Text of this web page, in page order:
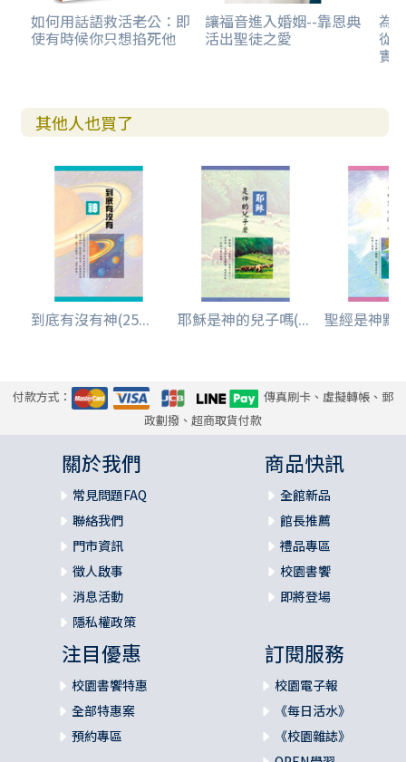
如何用話語救活老公：即
使有時候你只想掐死他
讓福音進入婚姻--靠恩典
活出聖徒之愛
為
從
實
其他人也買了
到底有沒有神(25... 耶穌是神的兒子嗎(... 聖經是神默
付款方式：
傳真刷卡、虛擬轉帳、郵
政劃撥、超商取貨付款
關於我們
常見問題FAQ
聯絡我們
門市資訊
徵人啟事
消息活動
隱私權政策
商品快訊
全館新品
館長推薦
禮品專區
校園書饗
即將登場
注目優惠
校園書饗特惠
全部特惠案
預約專區
訂閱服務
校園電子報
《每日活水》
《校園雜誌》